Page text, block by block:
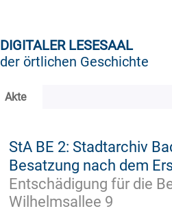
DIGITALER LESESAAL
der örtlichen Geschichte
Akte
StA BE 2: Stadtarchiv
Besatzung nach dem
Entschädigung für die
Wilhelmsallee 9